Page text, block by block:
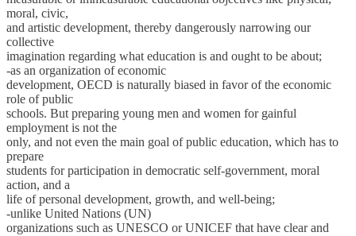
moral, civic,
and artistic development, thereby dangerously narrowing our
collective
imagination regarding what education is and ought to be about;
-as an organization of economic
development, OECD is naturally biased in favor of the economic
role of public
schools. But preparing young men and women for gainful
employment is not the
only, and not even the main goal of public education, which has to
prepare
students for participation in democratic self-government, moral
action, and a
life of personal development, growth, and well-being;
-unlike United Nations (UN)
organizations such as UNESCO or UNICEF that have clear and